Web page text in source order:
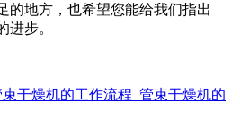
的地方，也希望您能给我们指出
进步。
束干燥机的工作流程_管束干燥机的